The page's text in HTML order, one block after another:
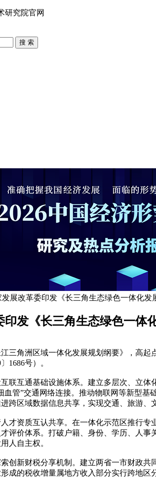
研究院官网
搜 索
发展改革委印发《长三角生态绿色一体化
印发《长三角生态绿色一体
三角洲区域一体化发展规划纲要》，高
1686号）。
互联互通基础设施体系。建立多层次、立
血管”交通网络连接。推动物联网等新型
跨区域数据信息共享，实现交通、旅游、
人才资质互认共享。在一体化示范区推行
评价体系。打破户籍、身份、学历、人
人自主权。
索创新财税分享机制。建立两省一市财政
成的税收增量属地方收入部分实行跨地区